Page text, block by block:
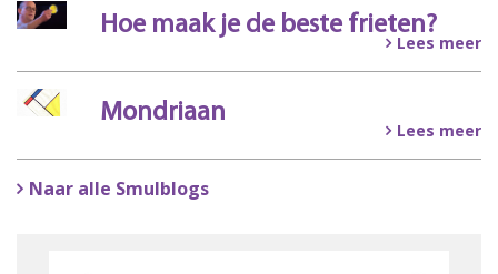
Hoe maak je de beste frieten?
Lees meer
Mondriaan
Lees meer
Naar alle Smulblogs